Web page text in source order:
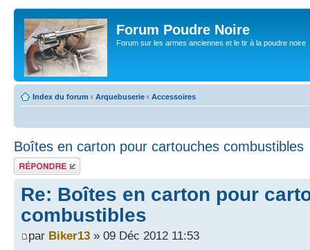
Forum Poudre Noire
Forum sur les armes anciennes et le tir à la poudre noire
Index du forum ‹ Arquebuserie ‹ Accessoires
Boîtes en carton pour cartouches combustibles
Répondre
Re: Boîtes en carton pour
combustibles
par Biker13 » 09 Déc 2012 11:53